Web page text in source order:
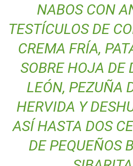
NABOS CON
TESTÍCULOS DE
CREMA FRÍA,
SOBRE HOJA DE
LEÓN, PEZUÑA
HERVIDA Y
ASÍ HASTA DOS
DE PEQUEÑOS